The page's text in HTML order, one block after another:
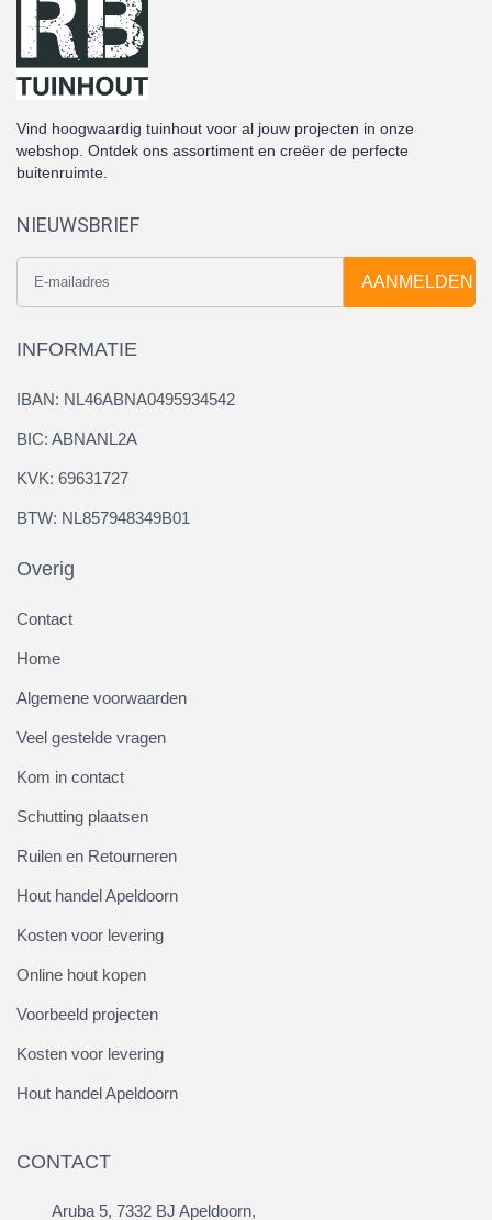
Vind hoogwaardig tuinhout voor al jouw projecten in onze
webshop. Ontdek ons assortiment en creëer de perfecte
buitenruimte.
NIEUWSBRIEF
AANMELDEN
INFORMATIE
IBAN: NL46ABNA0495934542
BIC: ABNANL2A
KVK: 69631727
BTW: NL857948349B01
Overig
Contact
Home
Algemene voorwaarden
Veel gestelde vragen
Kom in contact
Schutting plaatsen
Ruilen en Retourneren
Hout handel Apeldoorn
Kosten voor levering
Online hout kopen
Voorbeeld projecten
Kosten voor levering
Hout handel Apeldoorn
CONTACT
Aruba 5, 7332 BJ Apeldoorn,